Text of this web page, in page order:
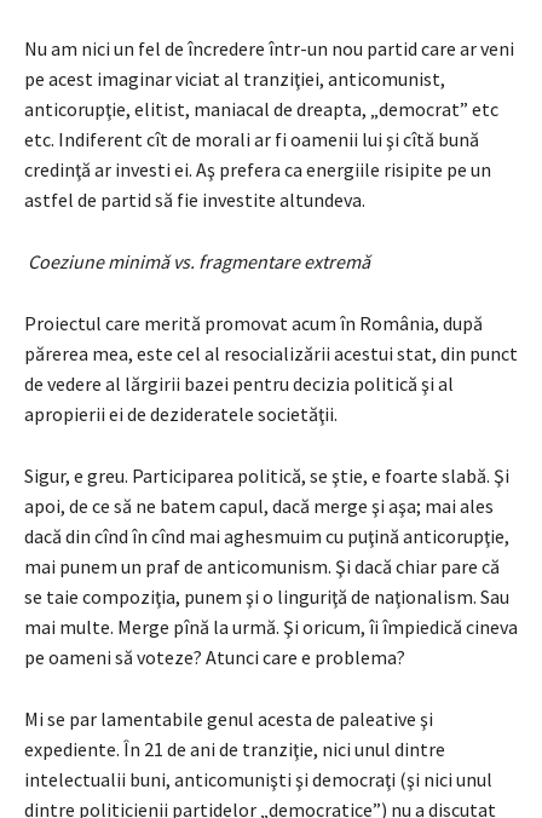
Nu am nici un fel de încredere într-un nou partid care ar veni
pe acest imaginar viciat al tranziţiei, anticomunist,
anticorupţie, elitist, maniacal de dreapta, „democrat” etc
etc. Indiferent cît de morali ar fi oamenii lui şi cîtă bună
credinţă ar investi ei. Aş prefera ca energiile risipite pe un
astfel de partid să fie investite altundeva.
Coeziune minimă vs. fragmentare extremă
Proiectul care merită promovat acum în România, după
părerea mea, este cel al resocializării acestui stat, din punct
de vedere al lărgirii bazei pentru decizia politică şi al
apropierii ei de dezideratele societăţii.
Sigur, e greu. Participarea politică, se ştie, e foarte slabă. Şi
apoi, de ce să ne batem capul, dacă merge şi aşa; mai ales
dacă din cînd în cînd mai aghesmuim cu puţină anticorupţie,
mai punem un praf de anticomunism. Şi dacă chiar pare că
se taie compoziţia, punem şi o linguriţă de naţionalism. Sau
mai multe. Merge pînă la urmă. Şi oricum, îi împiedică cineva
pe oameni să voteze? Atunci care e problema?
Mi se par lamentabile genul acesta de paleative şi
expediente. În 21 de ani de tranziţie, nici unul dintre
intelectualii buni, anticomunişti şi democraţi (şi nici unul
dintre politicienii partidelor „democratice”) nu a discutat